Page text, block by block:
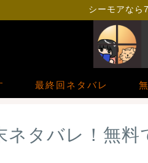
シーモアなら
最終回ネタバレ
ネタバレ！無料